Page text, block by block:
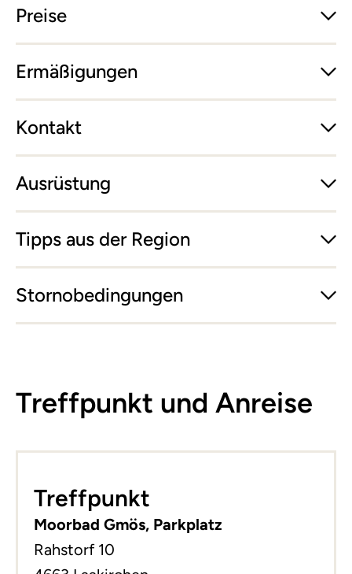
Preise
Ermäßigungen
Kontakt
Ausrüstung
Tipps aus der Region
Stornobedingungen
Treffpunkt und Anreise
−
Treffpunkt
Moorbad Gmös, Parkplatz
Rahstorf 10